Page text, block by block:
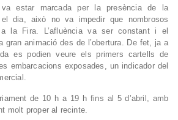
estar marcada per la presència de la
dia, això no va impedir que nombrosos
a la Fira. L’afluència va ser constant i el
gran animació des de l’obertura. De fet, ja a
es podien veure els primers cartells de
embarcacions exposades, un indicador del
de 10 h a 19 h fins al 5 d’abril, amb
molt proper al recinte.